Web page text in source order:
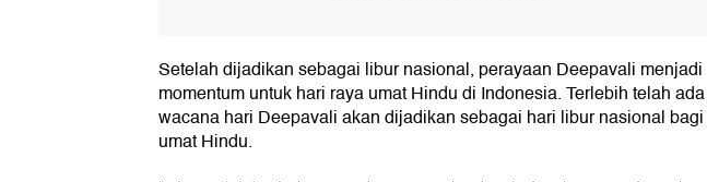
Setelah dijadikan sebagai libur nasional, perayaan Deepavali menjadi
momentum untuk hari raya umat Hindu di Indonesia. Terlebih telah ada
wacana hari Deepavali akan dijadikan sebagai hari libur nasional bagi
umat Hindu.